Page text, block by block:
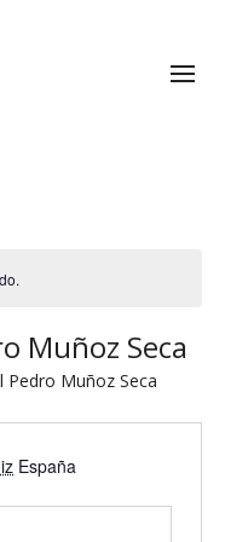
Muñoz Seca
Pedro Muñoz Seca
España